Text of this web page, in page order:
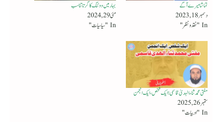
تماشا میرے آگے
دسمبر 18, 2023
In "نقد ونظر"
بہار میں ووٹنگ کا گرتا تناسب
مئی 29, 2024
In "سیاسیات"
مفتی محمد ثناء الہدیٰ قاسمی؛ ایک شخص، ایک انجمن
ستمبر 26, 2025
In "ادبیات"